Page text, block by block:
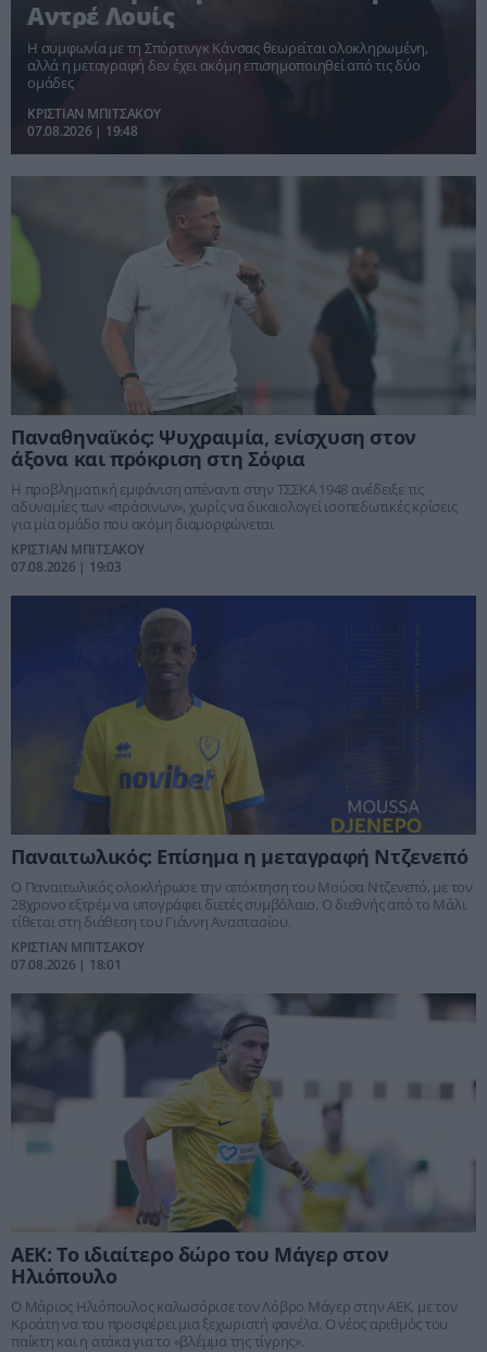
Αντρέ Λουίς
Η συμφωνία με τη Σπόρτινγκ Κάνσας θεωρείται ολοκληρωμένη,
αλλά η μεταγραφή δεν έχει ακόμη επισημοποιηθεί από τις δύο
ομάδες
ΚΡΙΣΤΙΑΝ ΜΠΙΤΣΑΚΟΥ
07.08.2026 | 19:48
Παναθηναϊκός: Ψυχραιμία, ενίσχυση στον
άξονα και πρόκριση στη Σόφια
Η προβληματική εμφάνιση απέναντι στην ΤΣΣΚΑ 1948 ανέδειξε τις
αδυναμίες των «πράσινων», χωρίς να δικαιολογεί ισοπεδωτικές κρίσεις
για μία ομάδα που ακόμη διαμορφώνεται
ΚΡΙΣΤΙΑΝ ΜΠΙΤΣΑΚΟΥ
07.08.2026 | 19:03
Παναιτωλικός: Επίσημα η μεταγραφή Ντζενεπό
Ο Παναιτωλικός ολοκλήρωσε την απόκτηση του Μούσα Ντζενεπό, με τον
28χρονο εξτρέμ να υπογράφει διετές συμβόλαιο. Ο διεθνής από το Μάλι
τίθεται στη διάθεση του Γιάννη Αναστασίου.
ΚΡΙΣΤΙΑΝ ΜΠΙΤΣΑΚΟΥ
07.08.2026 | 18:01
ΑΕΚ: Το ιδιαίτερο δώρο του Μάγερ στον
Ηλιόπουλο
Ο Μάριος Ηλιόπουλος καλωσόρισε τον Λόβρο Μάγερ στην ΑΕΚ, με τον
Κροάτη να του προσφέρει μια ξεχωριστή φανέλα. Ο νέος αριθμός του
παίκτη και η ατάκα για το «βλέμμα της τίγρης».